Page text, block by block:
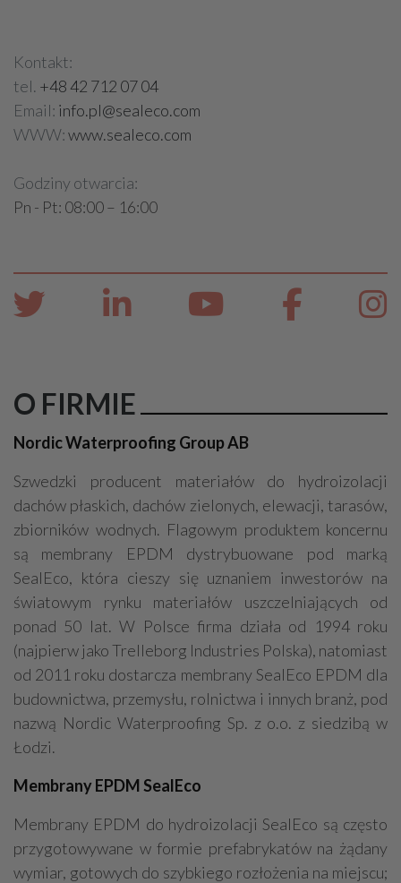
Kontakt:
tel. +48 42 712 07 04
Email: info.pl@sealeco.com
WWW:www.sealeco.com
Godziny otwarcia:
Pn - Pt: 08:00 – 16:00
O FIRMIE
Nordic Waterproofing Group AB
Szwedzki producent materiałów do hydroizolacji
dachów płaskich, dachów zielonych, elewacji, tarasów,
zbiorników wodnych. Flagowym produktem koncernu
są membrany EPDM dystrybuowane pod marką
SealEco, która cieszy się uznaniem inwestorów na
światowym rynku materiałów uszczelniających od
ponad 50 lat. W Polsce firma działa od 1994 roku
(najpierw jako Trelleborg Industries Polska), natomiast
od 2011 roku dostarcza membrany SealEco EPDM dla
budownictwa, przemysłu, rolnictwa i innych branż, pod
nazwą Nordic Waterproofing Sp. z o.o. z siedzibą w
Łodzi.
Membrany EPDM SealEco
Membrany EPDM do hydroizolacji SealEco są często
przygotowywane w formie prefabrykatów na żądany
wymiar, gotowych do szybkiego rozłożenia na miejscu;